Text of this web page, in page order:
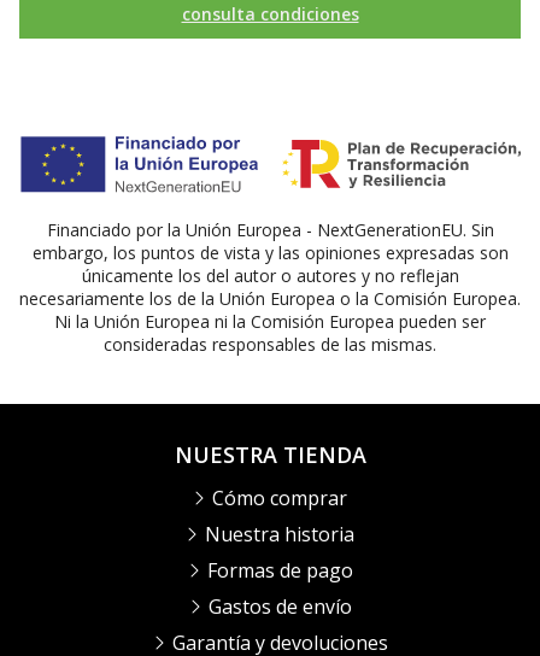
consulta condiciones
Financiado por la Unión Europea - NextGenerationEU. Sin
embargo, los puntos de vista y las opiniones expresadas son
únicamente los del autor o autores y no reflejan
necesariamente los de la Unión Europea o la Comisión Europea.
Ni la Unión Europea ni la Comisión Europea pueden ser
consideradas responsables de las mismas.
NUESTRA TIENDA
Cómo comprar
Nuestra historia
Formas de pago
Gastos de envío
Garantía y devoluciones